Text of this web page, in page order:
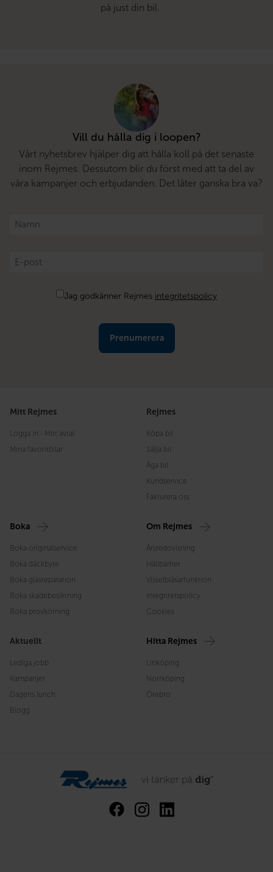
på just din bil.
Vill du hålla dig i loopen?
Vårt nyhetsbrev hjälper dig att hålla koll på det senaste
inom Rejmes. Dessutom blir du först med att ta del av
våra kampanjer och erbjudanden. Det låter ganska bra va?
Namn
E-
post
Jag godkänner Rejmes integritetspolicy
Mitt Rejmes
Logga in - Mitt avtal
Mina favoritbilar
Rejmes
Köpa bil
Sälja bil
Äga bil
Kundservice
Fakturera oss
Boka
Boka originalservice
Boka däckbyte
Boka glasreparation
Boka skadebesiktning
Boka provkörning
Om Rejmes
Årsredovisning
Hållbarhet
Visselblåsarfunktion
Integritetspolicy
Cookies
Aktuellt
Lediga jobb
Kampanjer
Dagens lunch
Blogg
Hitta Rejmes
Linköping
Norrköping
Örebro